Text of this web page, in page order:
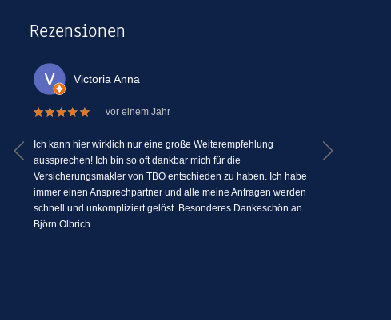
Rezensionen
Victoria Anna
vor einem Jahr
Ich kann hier wirklich nur eine große Weiterempfehlung
aussprechen! Ich bin so oft dankbar mich für die
Versicherungsmakler von TBO entschieden zu haben. Ich habe
immer einen Ansprechpartner und alle meine Anfragen werden
schnell und unkompliziert gelöst. Besonderes Dankeschön an
Björn Olbrich....